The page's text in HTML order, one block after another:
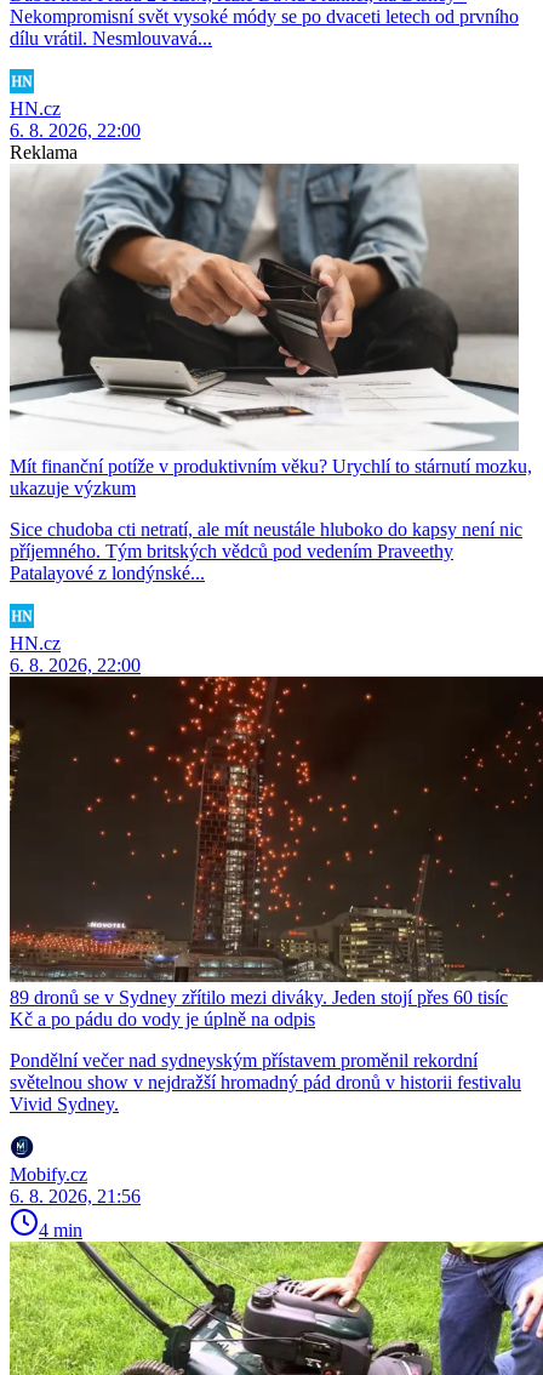
Nekompromisní svět vysoké módy se po dvaceti letech od prvního
dílu vrátil. Nesmlouvavá...
HN.cz
6. 8. 2026, 22:00
Reklama
Mít finanční potíže v produktivním věku? Urychlí to stárnutí mozku,
ukazuje výzkum
Sice chudoba cti netratí, ale mít neustále hluboko do kapsy není nic
příjemného. Tým britských vědců pod vedením Praveethy
Patalayové z londýnské...
HN.cz
6. 8. 2026, 22:00
89 dronů se v Sydney zřítilo mezi diváky. Jeden stojí přes 60 tisíc
Kč a po pádu do vody je úplně na odpis
Pondělní večer nad sydneyským přístavem proměnil rekordní
světelnou show v nejdražší hromadný pád dronů v historii festivalu
Vivid Sydney.
Mobify.cz
6. 8. 2026, 21:56
4 min